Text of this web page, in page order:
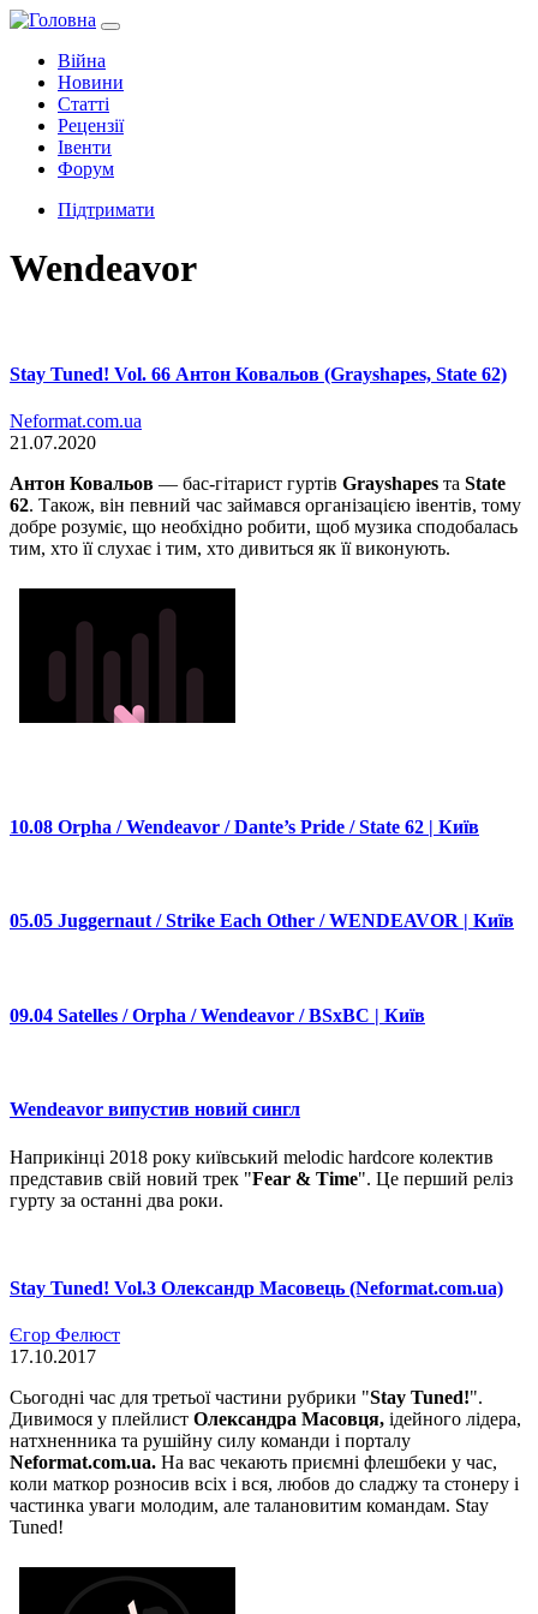
Війна
Новини
Статті
Рецензії
Івенти
Форум
Підтримати
Wendeavor
Stay Tuned! Vol. 66 Антон Ковальов (Grayshapes, State 62)
Neformat.com.ua
21.07.2020
Антон Ковальов — бас-гітарист гуртів Grayshapes та State
62. Також, він певний час займався організацією івентів, тому
добре розуміє, що необхідно робити, щоб музика сподобалась
тим, хто її слухає і тим, хто дивиться як її виконують.
10.08 Orpha / Wendeavor / Dante’s Pride / State 62 | Київ
05.05 Juggernaut / Strike Each Other / WENDEAVOR | Київ
09.04 Satelles / Orpha / Wendeavor / BSxBC | Київ
Wendeavor випустив новий сингл
Наприкінці 2018 року київський melodic hardcore колектив
представив свій новий трек "Fear & Time". Це перший реліз
гурту за останні два роки.
Stay Tuned! Vol.3 Олександр Масовець (Neformat.com.ua)
Єгор Фелюст
17.10.2017
Сьогодні час для третьої частини рубрики "Stay Tuned!".
Дивимося у плейлист Олександра Масовця, ідейного лідера,
натхненника та рушійну силу команди і порталу
Neformat.com.ua. На вас чекають приємні флешбеки у час,
коли маткор розносив всіх і вся, любов до сладжу та стонеру і
частинка уваги молодим, але талановитим командам. Stay
Tuned!